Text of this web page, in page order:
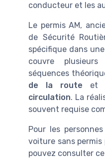
conducteur et les
Le permis AM,
de Sécurité
spécifique dans une
couvre
séquences
de la route et
circulation. La
souvent requise
Pour les
voiture sans
pouvez consulter